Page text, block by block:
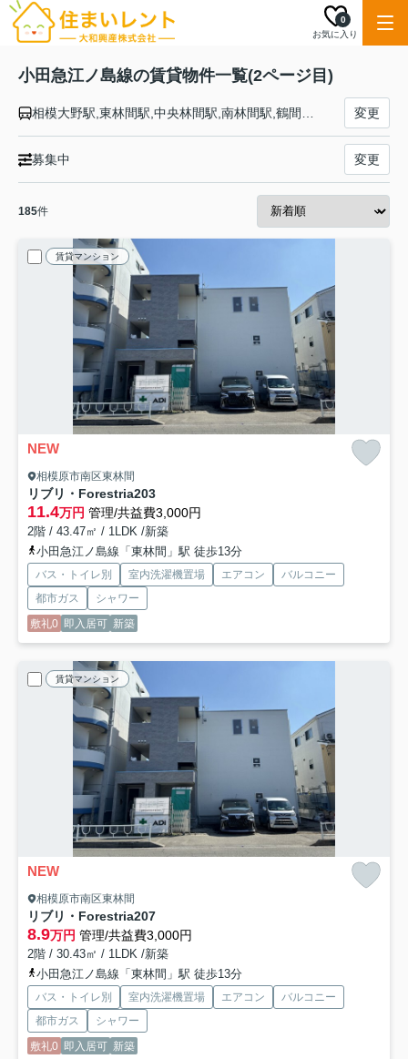
お気に入り
0
小田急江ノ島線の賃貸物件一覧(2ページ目)
変更
募集中 変更
185件
賃貸マンション
NEW
相模原市南区東林間
リブリ・Forestria203
11.4万円 管理/共益費3,000円
2階 / 43.47㎡ / 1LDK /新築
小田急江ノ島線「東林間」駅 徒歩13分
バス・トイレ別 室内洗濯機置場 エアコン
バルコニー
都市ガス
シャワー
敷礼0 即入居可 新築
賃貸マンション
NEW
相模原市南区東林間
リブリ・Forestria207
8.9万円 管理/共益費3,000円
2階 / 30.43㎡ / 1LDK /新築
小田急江ノ島線「東林間」駅 徒歩13分
バス・トイレ別 室内洗濯機置場 エアコン
バルコニー
都市ガス
シャワー
敷礼0 即入居可 新築